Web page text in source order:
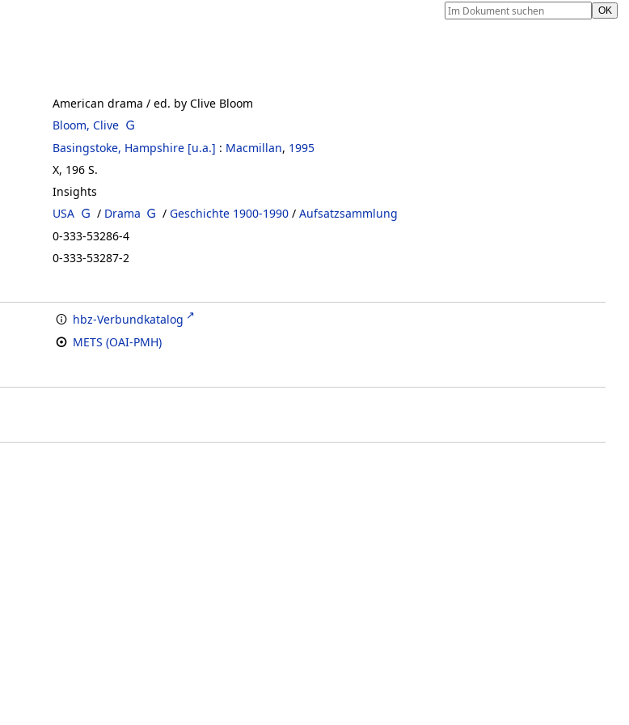
American drama / ed. by Clive Bloom
Bloom, Clive
Basingstoke, Hampshire [u.a.] : Macmillan, 1995
X, 196 S.
Insights
USA / Drama / Geschichte 1900-1990 / Aufsatzsammlung
0-333-53286-4
0-333-53287-2
hbz-Verbundkatalog
METS (OAI-PMH)